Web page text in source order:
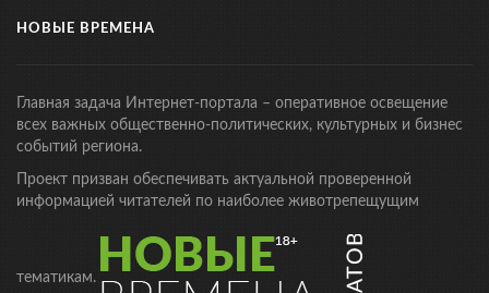
НОВЫЕ ВРЕМЕНА
Главная задача Интернет-портала – оперативное освещение
всех важных общественно-политических, культурных и бизнес
событий региона.
Проект призван обеспечивать актуальной проверенной
информацией читателей по наиболее животрепещущим
тематикам.